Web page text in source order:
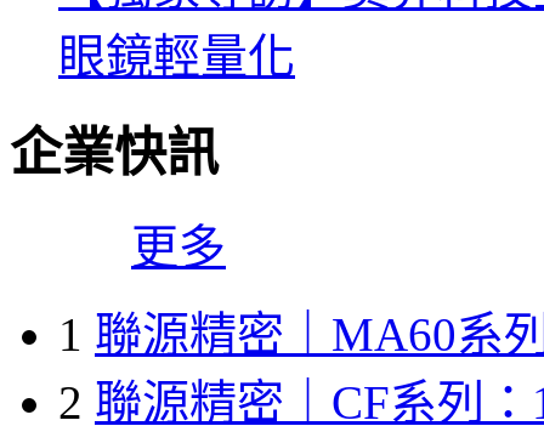
眼鏡輕量化
企業快訊
更多
1 聯源精密｜MA60系
2 聯源精密｜CF系列：